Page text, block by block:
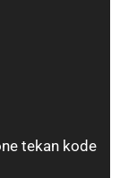
tekan kode